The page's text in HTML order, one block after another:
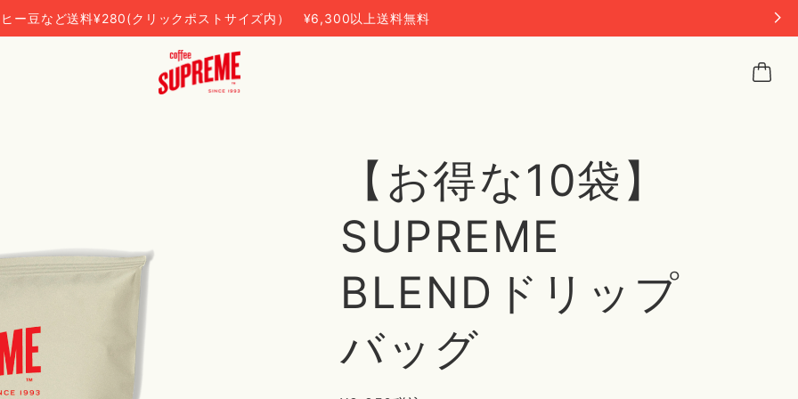
ー豆など送料¥280(クリックポストサイズ内） ¥6,300以上送料無料
【お得な10袋】
SUPREME
BLENDドリップ
バッグ